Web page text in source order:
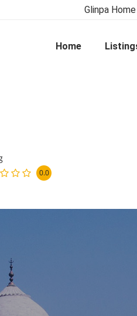
Glinpa Home
Home
0.0